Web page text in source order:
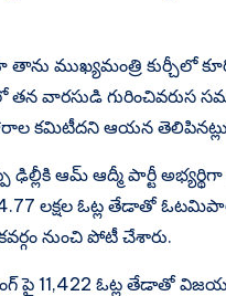
తాను ముఖ్యమంత్రి కుర్చీలో
వారసుడి గురించివరుస
కమిటీదని ఆయన తెలిపినట్లు
ఢిల్లీకి ఆమ్ ఆద్మీ పార్టీ
లక్షల ఓట్ల తేడాతో
నుంచి పోటీ చేశారు.
పై 11,422 ఓట్ల తేడాతో